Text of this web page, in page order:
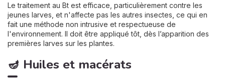
Le traitement au Bt est efficace, particulièrement contre les
jeunes larves, et n'affecte pas les autres insectes, ce qui en
fait une méthode non intrusive et respectueuse de
l'environnement. Il doit être appliqué tôt, dès l’apparition des
premières larves sur les plantes.
🪔 Huiles et macérats